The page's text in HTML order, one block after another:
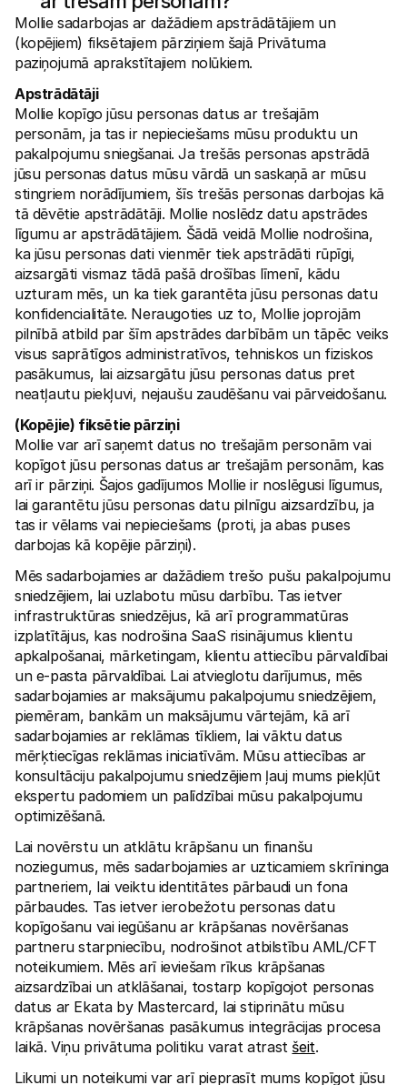
Mollie sadarbojas ar dažādiem apstrādātājiem un
(kopējiem) fiksētajiem pārziņiem šajā Privātuma
paziņojumā aprakstītajiem nolūkiem.
Apstrādātāji
Mollie kopīgo jūsu personas datus ar trešajām
personām, ja tas ir nepieciešams mūsu produktu un
pakalpojumu sniegšanai. Ja trešās personas apstrādā
jūsu personas datus mūsu vārdā un saskaņā ar mūsu
stingriem norādījumiem, šīs trešās personas darbojas kā
tā dēvētie apstrādātāji. Mollie noslēdz datu apstrādes
līgumu ar apstrādātājiem. Šādā veidā Mollie nodrošina,
ka jūsu personas dati vienmēr tiek apstrādāti rūpīgi,
aizsargāti vismaz tādā pašā drošības līmenī, kādu
uzturam mēs, un ka tiek garantēta jūsu personas datu
konfidencialitāte. Neraugoties uz to, Mollie joprojām
pilnībā atbild par šīm apstrādes darbībām un tāpēc veiks
visus saprātīgos administratīvos, tehniskos un fiziskos
pasākumus, lai aizsargātu jūsu personas datus pret
neatļautu piekļuvi, nejaušu zaudēšanu vai pārveidošanu.
(Kopējie) fiksētie pārziņi
Mollie var arī saņemt datus no trešajām personām vai
kopīgot jūsu personas datus ar trešajām personām, kas
arī ir pārziņi. Šajos gadījumos Mollie ir noslēgusi līgumus,
lai garantētu jūsu personas datu pilnīgu aizsardzību, ja
tas ir vēlams vai nepieciešams (proti, ja abas puses
darbojas kā kopējie pārziņi).
Mēs sadarbojamies ar dažādiem trešo pušu pakalpojumu
sniedzējiem, lai uzlabotu mūsu darbību. Tas ietver
infrastruktūras sniedzējus, kā arī programmatūras
izplatītājus, kas nodrošina SaaS risinājumus klientu
apkalpošanai, mārketingam, klientu attiecību pārvaldībai
un e-pasta pārvaldībai. Lai atvieglotu darījumus, mēs
sadarbojamies ar maksājumu pakalpojumu sniedzējiem,
piemēram, bankām un maksājumu vārtejām, kā arī
sadarbojamies ar reklāmas tīkliem, lai vāktu datus
mērķtiecīgas reklāmas iniciatīvām. Mūsu attiecības ar
konsultāciju pakalpojumu sniedzējiem ļauj mums piekļūt
ekspertu padomiem un palīdzībai mūsu pakalpojumu
optimizēšanā.
Lai novērstu un atklātu krāpšanu un finanšu
noziegumus, mēs sadarbojamies ar uzticamiem skrīninga
partneriem, lai veiktu identitātes pārbaudi un fona
pārbaudes. Tas ietver ierobežotu personas datu
kopīgošanu vai iegūšanu ar krāpšanas novēršanas
partneru starpniecību, nodrošinot atbilstību AML/CFT
noteikumiem. Mēs arī ieviešam rīkus krāpšanas
aizsardzībai un atklāšanai, tostarp kopīgojot personas
datus ar Ekata by Mastercard, lai stiprinātu mūsu
krāpšanas novēršanas pasākumus integrācijas procesa
laikā. Viņu privātuma politiku varat atrast šeit.
Likumi un noteikumi var arī pieprasīt mums kopīgot jūsu